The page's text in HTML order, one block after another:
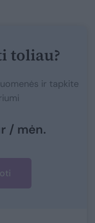
toliau?
ir tapkite
/ mėn.